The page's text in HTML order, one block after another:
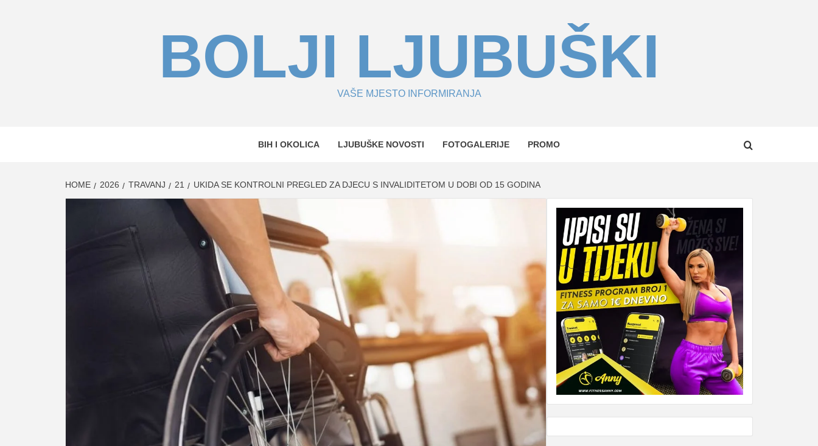
BOLJI LJUBUŠKI
VAŠE MJESTO INFORMIRANJA
BIH I OKOLICA LJUBUŠKE NOVOSTI FOTOGALERIJE PROMO
HOME 2026 TRAVANJ 21 UKIDA SE KONTROLNI PREGLED ZA DJECU S INVALIDITETOM U DOBI OD 15 GODINA